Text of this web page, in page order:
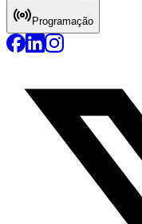
Programação